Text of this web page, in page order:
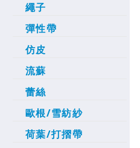
繩子
彈性帶
仿皮
流蘇
蕾絲
歐根/雪紡紗
荷葉/打摺帶